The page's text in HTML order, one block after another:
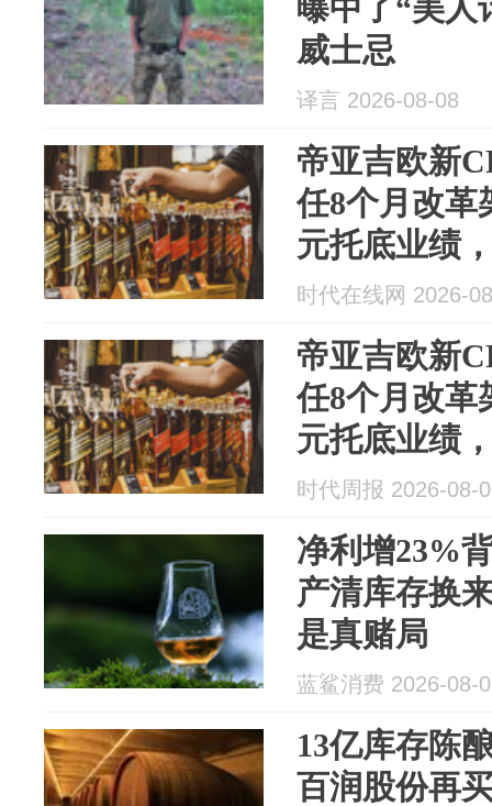
曝中了“美人
威士忌
译言 2026-08-08
帝亚吉欧新
任8个月改革
元托底业绩
时代在线网 2026-
帝亚吉欧新
任8个月改革
元托底业绩
时代周报 2026-08-
净利增23%
产清库存换
是真赌局
蓝鲨消费 2026-08-
13亿库存陈
百润股份再